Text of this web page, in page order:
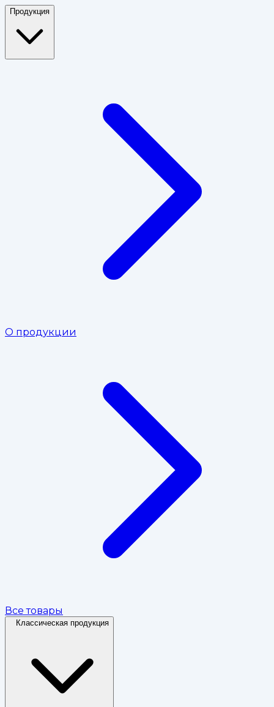
Продукция
О продукции
Все товары
Классическая продукция